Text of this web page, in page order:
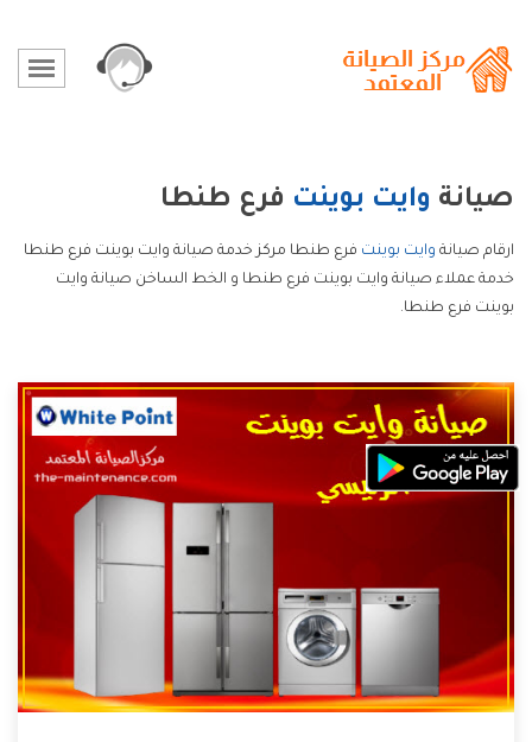
صيانة وايت بوينت فرع طنطا
ارقام صيانة وايت بوينت فرع طنطا مركز خدمة صيانة وايت بوينت فرع طنطا
خدمة عملاء صيانة وايت بوينت فرع طنطا و الخط الساخن صيانة وايت
بوينت فرع طنطا.